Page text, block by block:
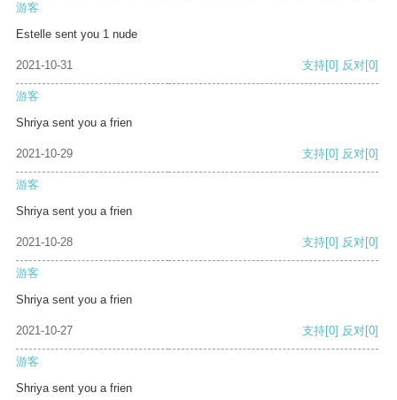
游客
Estelle sent you 1 nude
2021-10-31 支持[0] 反对[0]
游客
Shriya sent you a frien
2021-10-29 支持[0] 反对[0]
游客
Shriya sent you a frien
2021-10-28 支持[0] 反对[0]
游客
Shriya sent you a frien
2021-10-27 支持[0] 反对[0]
游客
Shriya sent you a frien